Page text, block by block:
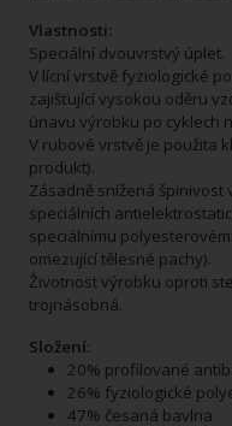
Vlastnosti:
Speciální dvouvrstvý úplet.
V lícní vrstvě fyziologické
zajišťující vysokou oděru
únavu výrobku po cyklech
V rubové vrstvě je použita
produkt).
Zásadně snížená špinivost
speciálních
speciálnímu
omezující tělesné pachy).
Životnost výrobku oproti
trojnásobná.
Složení:
20% profilované
26% fyziologické
47% česaná bavlna